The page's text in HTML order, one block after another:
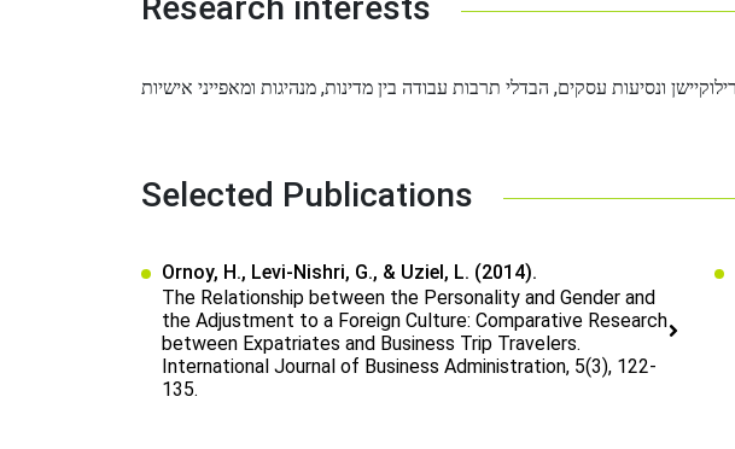
Selected Publications
Ornoy, H., Levi-Nishri, G., & Uziel, L. (2014).
The Relationship between the Personality and Gender and
the Adjustment to a Foreign Culture: Comparative Research
between Expatriates and Business Trip Travelers.
International Journal of Business Administration, 5(3), 122-
135.